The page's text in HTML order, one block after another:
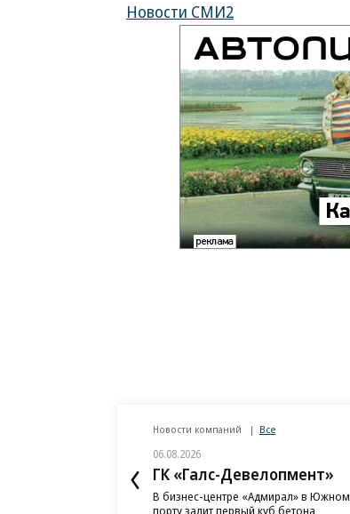
Новости СМИ2
Новости компаний Все
06.08.2026
ГК «Галс-Девелопмент»
В бизнес-центре «Адмирал» в Южном
порту залит первый куб бетона